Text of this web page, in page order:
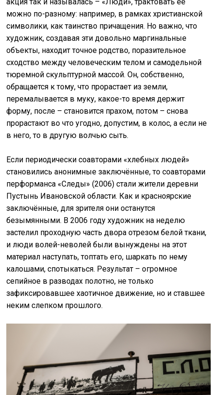
можно по-разному: например, в рамках христианской
символики, как таинство причащения. Но важно, что
художник, создавая эти довольно маргинальные
объекты, находит точное родство, поразительное
сходство между человеческим телом и самодельной
тюремной скульптурной массой. Он, собственно,
обращается к тому, что прорастает из земли,
перемалывается в муку, какое-то время держит
форму, после – становится прахом, потом – снова
прорастают во что угодно, допустим, в колос, а если не
в него, то в другую волчью сыть.
Если периодически соавторами «хлебных людей»
становились анонимные заключённые, то соавторами
перформанса «Следы» (2006) стали жители деревни
Пустынь Ивановской области. Как и красноярские
заключённые, для зрителя они останутся
безымянными. В 2006 году художник на неделю
застелил проходную часть двора отрезом белой ткани,
и люди волей-неволей были вынуждены на этот
материал наступать, топтать его, шаркать по нему
калошами, спотыкаться. Результат – огромное
сепийное в разводах полотно, не только
зафиксировавшее хаотичное движение, но и ставшее
неким слепком прошлого.